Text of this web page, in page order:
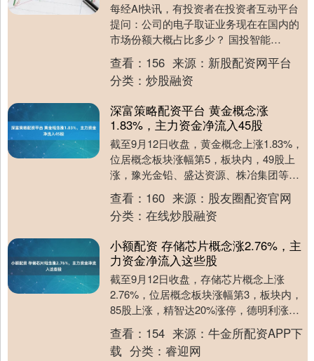
每经AI快讯，有投资者在投资者互动平台
提问：公司的电子取证业务现在在国内的
市场份额大概占比多少？ 国投智能
（300188.SZ）11月14日在投资者互动平
台表示....
查看： 156 来源： 新股配资网平台
分类： 炒股融资
深富策略配资平台 黄金概念涨
1.83%，主力资金净流入45股
截至9月12日收盘，黄金概念上涨1.83%，
位居概念板块涨幅第5，板块内，49股上
涨，豫光金铅、盛达资源、株冶集团等涨
停，云南铜业、兴业银锡、江西铜业等涨
幅居前....
查看： 160 来源： 股友圈配资官网
分类： 在线炒股融资
小额配资 存储芯片概念涨2.76%，主
力资金净流入这些股
截至9月12日收盘，存储芯片概念上涨
2.76%，位居概念板块涨幅第3，板块内，
85股上涨，精智达20%涨停，德明利涨
停，香农芯创、开普云、北京君正等涨幅
居前，分....
查看： 154 来源： 牛金所配资APP下
载 分类： 睿迎网